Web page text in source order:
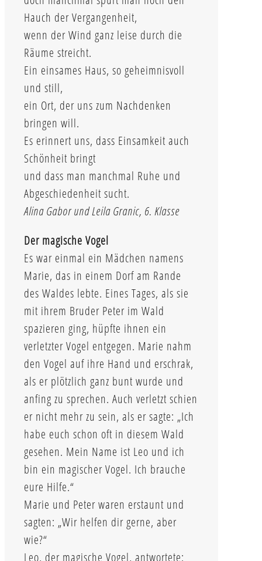
Hauch der Vergangenheit,
wenn der Wind ganz leise durch die
Räume streicht.
Ein einsames Haus, so geheimnisvoll
und still,
ein Ort, der uns zum Nachdenken
bringen will.
Es erinnert uns, dass Einsamkeit auch
Schönheit bringt
und dass man manchmal Ruhe und
Abgeschiedenheit sucht.
Alina Gabor und Leila Granic, 6. Klasse
Der magische Vogel
Es war einmal ein Mädchen namens
Marie, das in einem Dorf am Rande
des Waldes lebte. Eines Tages, als sie
mit ihrem Bruder Peter im Wald
spazieren ging, hüpfte ihnen ein
verletzter Vogel entgegen. Marie nahm
den Vogel auf ihre Hand und erschrak,
als er plötzlich ganz bunt wurde und
anfing zu sprechen. Auch verletzt schien
er nicht mehr zu sein, als er sagte: „Ich
habe euch schon oft in diesem Wald
gesehen. Mein Name ist Leo und ich
bin ein magischer Vogel. Ich brauche
eure Hilfe.“
Marie und Peter waren erstaunt und
sagten: „Wir helfen dir gerne, aber
wie?“
Leo, der magische Vogel, antwortete: